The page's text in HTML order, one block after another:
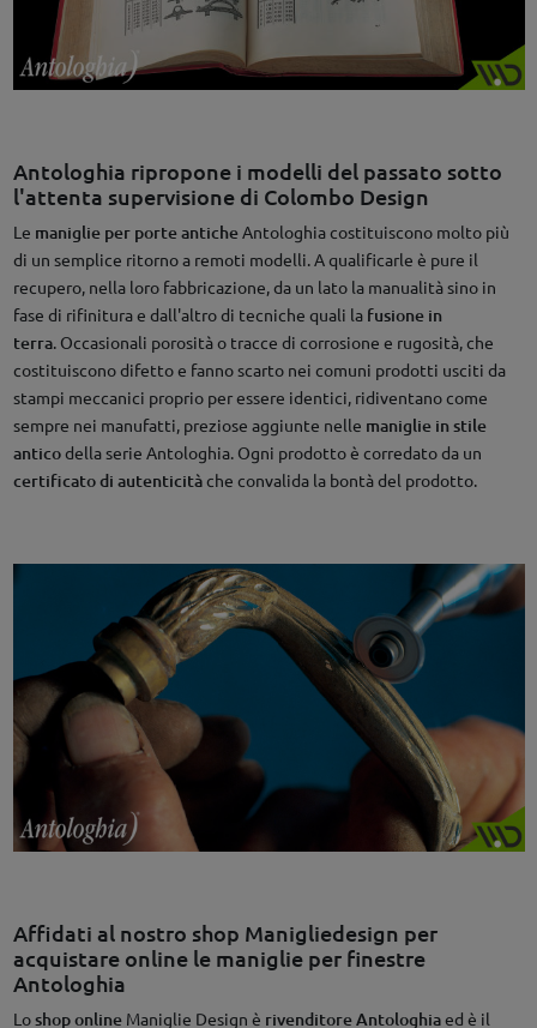
Antologhia ripropone i modelli del passato sotto
l'attenta supervisione di Colombo Design
Le maniglie per porte anticheAntologhia costituiscono molto più
di un semplice ritorno a remoti modelli. A qualificarle è pure il
recupero, nella loro fabbricazione, da un lato la manualità sino in
fase di rifinitura e dall'altro di tecniche quali la fusione in
terra. Occasionali porosità o tracce di corrosione e rugosità, che
costituiscono difetto e fanno scarto nei comuni prodotti usciti da
stampi meccanici proprio per essere identici, ridiventano come
sempre nei manufatti, preziose aggiunte nelle maniglie in stile
anticodella serie Antologhia. Ogni prodotto è corredato da un
certificato di autenticitàche convalida la bontà del prodotto.
Affidati al nostro shop Manigliedesign per
acquistare online le maniglie per finestre
Antologhia
Loshop onlineManiglie Design è rivenditore Antologhiaed è il